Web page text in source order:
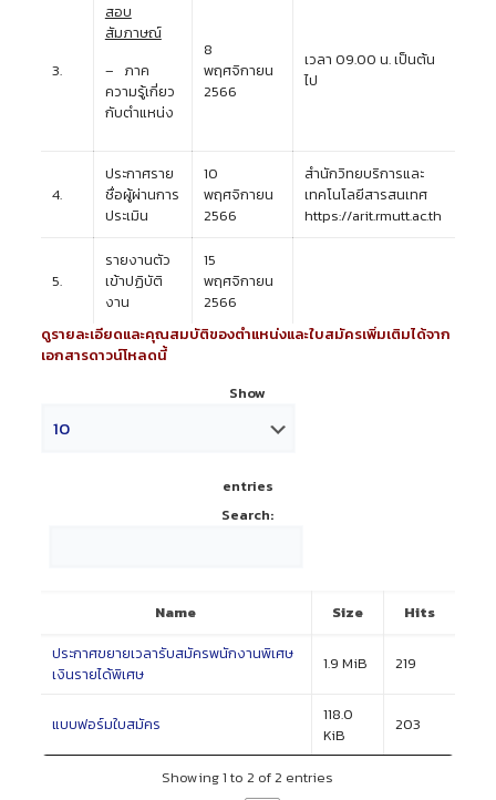
3.
สอบ
สัมภาษณ์
– ภาค
ความรู้เกี่ยว
กับตำแหน่ง
8
พฤศจิกายน
2566
เวลา 09.00 น. เป็นต้น
ไป
4.
ประกาศราย
ชื่อผู้ผ่านการ
ประเมิน
10
พฤศจิกายน
2566
สำนักวิทยบริการและ
เทคโนโลยีสารสนเทศ
https://arit.rmutt.ac.th
5.
รายงานตัว
เข้าปฏิบัติ
งาน
15
พฤศจิกายน
2566
ดูรายละเอียดและคุณสมบัติของตำแหน่งและใบสมัครเพิ่มเติมได้จาก
เอกสารดาวน์โหลดนี้
Show
entries
Search:
Name Size
Hits
ประกาศขยายเวลารับสมัครพนักงานพิเศษ
เงินรายได้พิเศษ
1.9 MiB 219
แบบฟอร์มใบสมัคร
118.0
KiB
203
Showing 1 to 2 of 2 entries